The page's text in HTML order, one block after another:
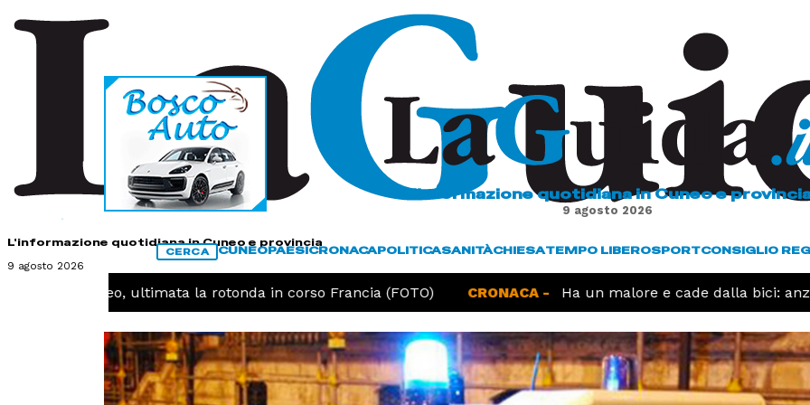
L'informazione quotidiana in Cuneo e provincia
9 agosto 2026
L'informazione quotidiana in Cuneo e
9 agosto 2026
CERCA CUNEOPAESICRONACAPOLITICASANITÀCHIESATEMPO LIBEROSPORTCONSIGLIO
Cuneo, ultimata la rotonda in corso Francia (FOTO) CRONACA - Ha un malore e cade dalla bici: